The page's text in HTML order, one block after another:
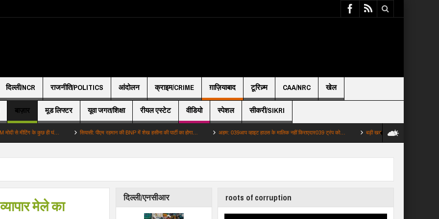
दिल्ली/NCR राजनीति/POLITICS आंदोलन क्राइम/CRIME ग़ाज़ियाबाद टूरिज़्म CAA/NRC खेल
बाज़ार मूड लिफ्टर यूवा जगत/शिक्षा रीयल एस्टेट वीडियो स्पेशल सीकरी/SIKRI
के कुछ ही घं… सियासी: पीएम रहमान की BNP में शेख हसीना की पार्टी का होगा… अहम: 039आप व्हाइट हाउस के मालिक नहीं किराएदार039 ट्रंप को… बड़ी खबर: दिल्ली में बारिश बनी आफत कई
मेले का
दिल्ली/एनसीआर roots of corruption